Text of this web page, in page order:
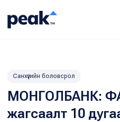
Санхүүгийн боловсрол
МОНГОЛБАНК:
жагсаалт 10